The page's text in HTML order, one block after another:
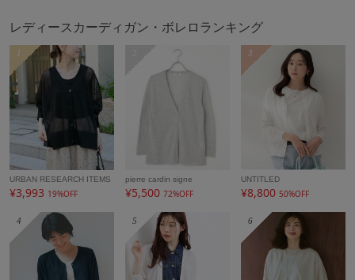
レディースカーディガン・ボレロランキング
1
URBAN RESEARCH ITEMS
¥3,993 19%OFF
pierre cardin signe
¥5,50072%OFF
3
UNTITLED
¥8,80050%OFF
4 5 6